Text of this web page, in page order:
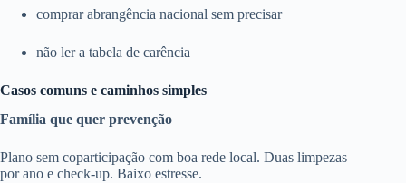
comprar abrangência nacional sem precisar
não ler a tabela de carência
Casos comuns e caminhos simples
Família que quer prevenção
Plano sem coparticipação com boa rede local. Duas limpezas
por ano e check-up. Baixo estresse.